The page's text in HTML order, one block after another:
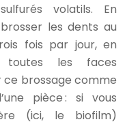
volatils. En
les dents au
fois par jour, en
toutes les faces
ce brossage comme
pièce : si vous
(ici, le biofilm)